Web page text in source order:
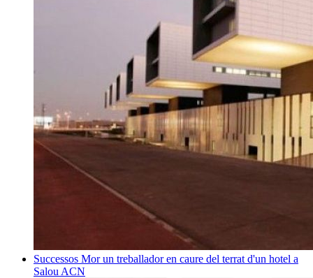
Successos Mor un treballador en caure del terrat d'un hotel a
Salou ACN